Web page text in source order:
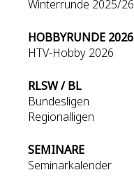
Winterrunde 2025/26
HOBBYRUNDE 2026
HTV-Hobby 2026
RLSW / BL
Bundesligen
Regionalligen
SEMINARE
Seminarkalender